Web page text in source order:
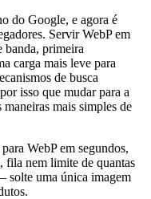
do Google, e agora é
Servir WebP em
banda, primeira
carga mais leve para
de busca
isso que mudar para a
mais simples de
WebP em segundos,
fila nem limite de quantas
solte uma única imagem